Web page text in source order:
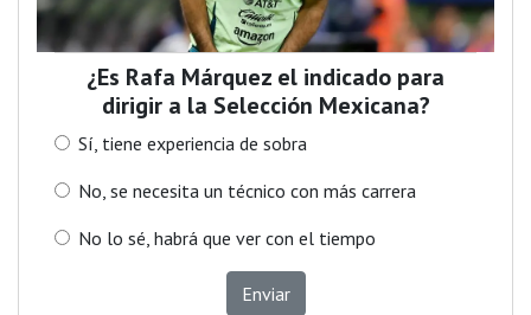
¿Es Rafa Márquez el indicado para
dirigir a la Selección Mexicana?
Sí, tiene experiencia de sobra
No, se necesita un técnico con más carrera
No lo sé, habrá que ver con el tiempo
Enviar